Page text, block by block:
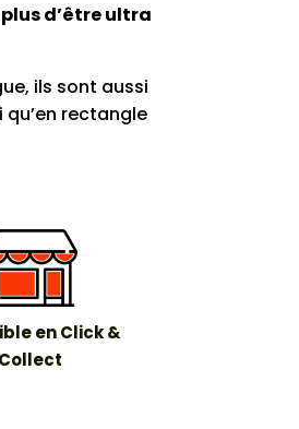
d’être ultra
ils sont aussi
rectangle
en Click &
Collect